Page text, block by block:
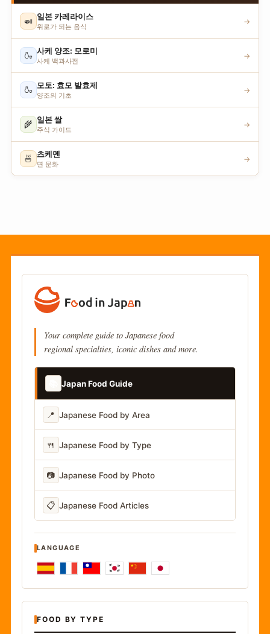
🍛 일본 카레라이스
위로가 되는 음식
→
🍶 사케 양조: 모로미
사케 백과사전
→
🍶 모토: 효모 발효제
양조의 기초
→
🌾 일본 쌀
주식 가이드
→
🍜 츠케멘
면 문화
→
Your complete guide to Japanese food
regional specialties, iconic dishes and more.
Japan Food Guide
📍 Japanese Food by Area
🍴 Japanese Food by Type
📷 Japanese Food by Photo
📋 Japanese Food Articles
LANGUAGE
FOOD BY TYPE